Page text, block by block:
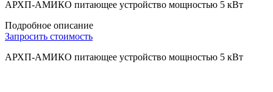
АРХП-АМИКО питающее устройство мощностью 5 кВт
Подробное описание
Запросить стоимость
АРХП-АМИКО питающее устройство мощностью 5 кВт